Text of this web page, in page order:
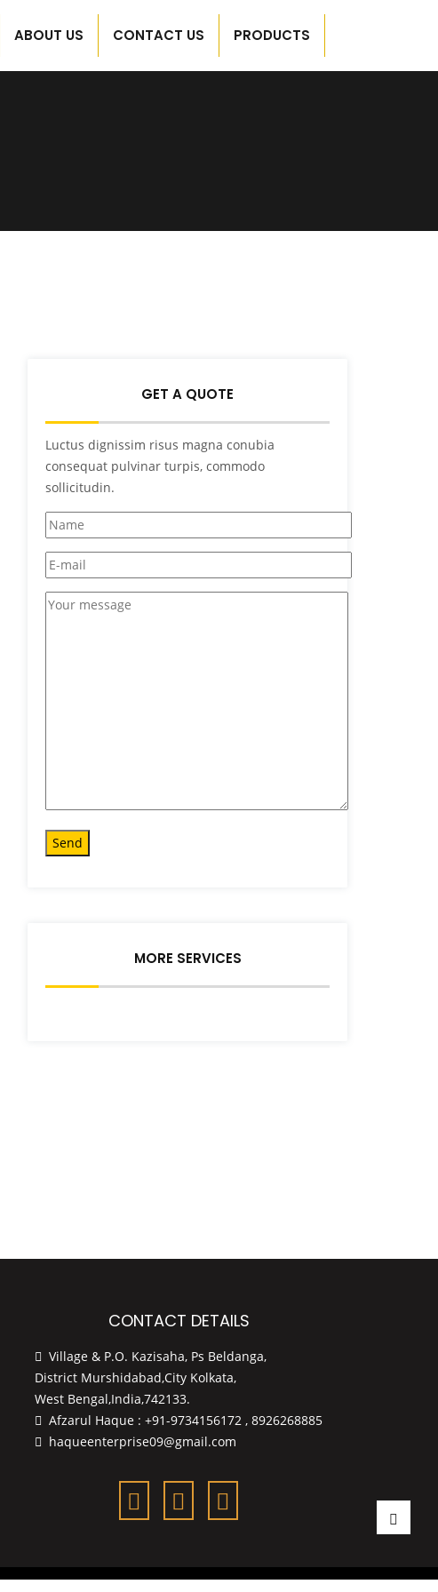
ABOUT US CONTACT US PRODUCTS
GET A QUOTE
Luctus dignissim risus magna conubia
consequat pulvinar turpis, commodo
sollicitudin.
MORE SERVICES
CONTACT DETAILS
Village & P.O. Kazisaha, Ps Beldanga,
District Murshidabad,City Kolkata,
West Bengal,India,742133.
Afzarul Haque : +91-9734156172 , 8926268885
haqueenterprise09@gmail.com